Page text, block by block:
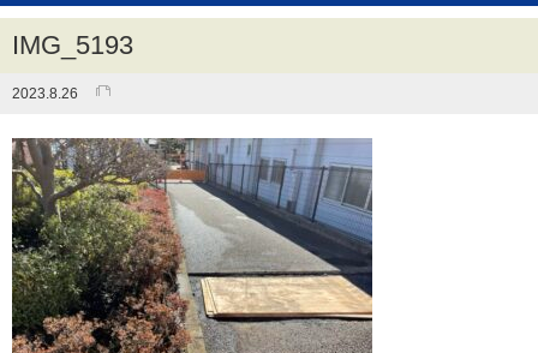
IMG_5193
2023.8.26